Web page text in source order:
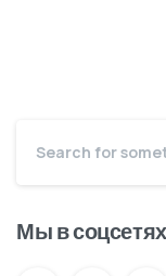
Мы в соцсетях